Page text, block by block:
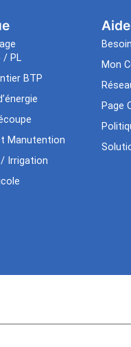
PL
BTP
Manutention
Irrigation
Mon
Page